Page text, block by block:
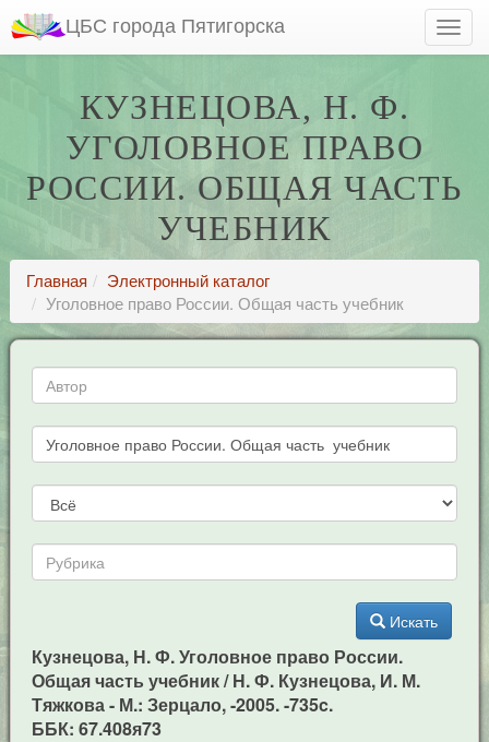
ЦБС города Пятигорска
КУЗНЕЦОВА, Н. Ф.
УГОЛОВНОЕ ПРАВО
РОССИИ. ОБЩАЯ ЧАСТЬ
УЧЕБНИК
Главная
Электронный каталог
Уголовное право России. Общая часть учебник
Искать
Кузнецова, Н. Ф. Уголовное право России.
Общая часть учебник / Н. Ф. Кузнецова, И. М.
Тяжкова - М.: Зерцало, -2005. -735c.
ББК: 67.408я73